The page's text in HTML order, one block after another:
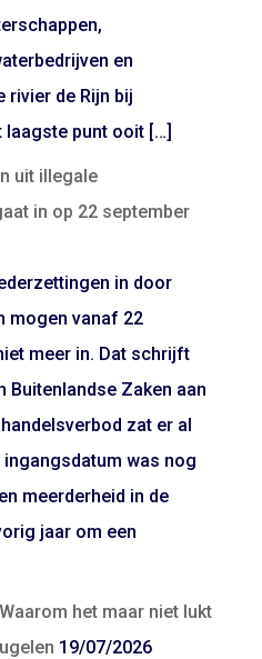
en
rivier de Rijn bij
laagste punt ooit […]
uit illegale
in op 22 september
in door
mogen vanaf 22
meer in. Dat schrijft
Buitenlandse Zaken aan
zat er al
ingangsdatum was nog
meerderheid in de
jaar om een
het maar niet lukt
19/07/2026